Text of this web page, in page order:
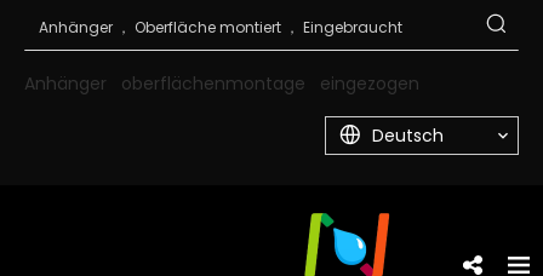
Anhänger oberflächenmontage eingezogen
Deutsch